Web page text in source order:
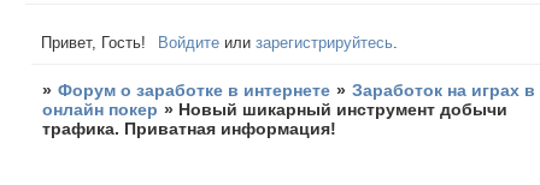
Привет, Гость! Войдите илизарегистрируйтесь
» Форум о заработке в интернете » Заработок на играх в
онлайн покер » Новый шикарный инструмент добычи
трафика. Приватная информация!